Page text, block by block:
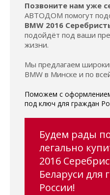
Позвоните нам уже
АВТОДОМ помогут
BMW 2016
подойдёт под ваши
жизни.
Мы предлагаем
BMW в Минске и по
Поможем с
под ключ для граждан
Будем рады
легально
2016
Беларуси для
России!